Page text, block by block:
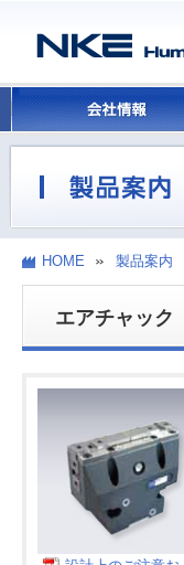
HOME 製品案内
エアチャック